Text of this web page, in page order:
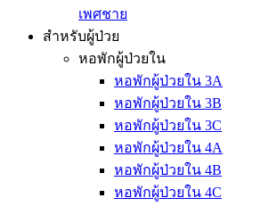
เพศชาย
สำหรับผู้ป่วย
หอพักผู้ป่วยใน
หอพักผู้ป่วยใน 3A
หอพักผู้ป่วยใน 3B
หอพักผู้ป่วยใน 3C
หอพักผู้ป่วยใน 4A
หอพักผู้ป่วยใน 4B
หอพักผู้ป่วยใน 4C